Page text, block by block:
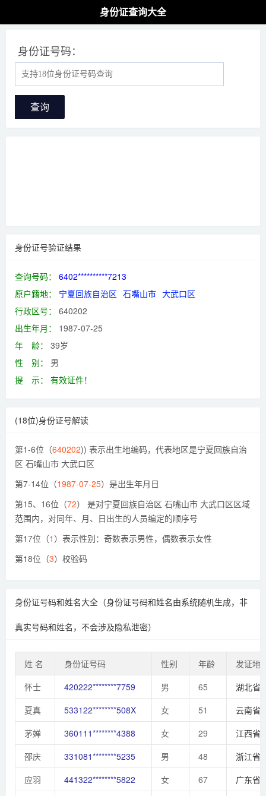
身份证查询大全
身份证号码：
查询
身份证号验证结果
查询号码：
6402**********7213
原户籍地：
宁夏回族自治区 石嘴山市 大武口区
行政区号：
640202
出生年月：
1987-07-25
年 龄：
39岁
性 别：
男
提 示：
有效证件！
(18位)身份证号解读
第1-6位（640202)) 表示出生地编码，代表地区是宁夏回族自治
区 石嘴山市 大武口区
第7-14位（1987-07-25）是出生年月日
第15、16位（72） 是对宁夏回族自治区 石嘴山市 大武口区区域
范围内，对同年、月、日出生的人员编定的顺序号
第17位（1 ）表示性别：奇数表示男性，偶数表示女性
第18位（3）校验码
身份证号码和姓名大全（身份证号码和姓名由系统随机生成，非
真实号码和姓名，不会涉及隐私泄密）
姓 名 身份证号码 性别 年龄
发证地
怀士
420222********7759 男 65 湖北省
夏真
533122********508X 女 51 云南省
茅婵
360111********4388 女 29 江西省
邵庆
331081********5235 男 48 浙江省
应羽
441322********5822 女 67 广东省